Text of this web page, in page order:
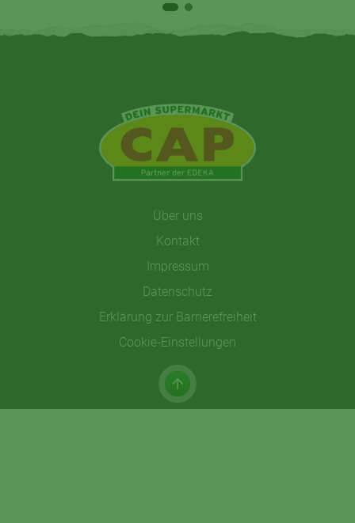
Über uns
Kontakt
Impressum
Datenschutz
Erklärung zur Barrierefreiheit
Cookie-Einstellungen